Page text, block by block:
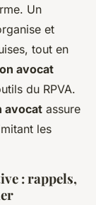
Un
et
tout en
avocat
du RPVA.
avocat assure
les
: rappels,